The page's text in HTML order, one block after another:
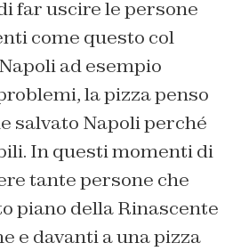
far uscire le persone
come questo col
ad esempio
la pizza penso
salvato Napoli perché
In questi momenti di
tante persone che
piano della Rinascente
e davanti a una pizza